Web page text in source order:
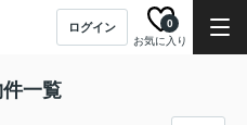
ログイン
お気に入り
0
一覧